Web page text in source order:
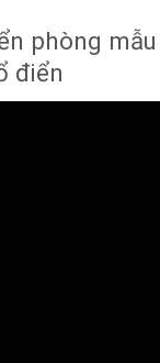
phòng
điển